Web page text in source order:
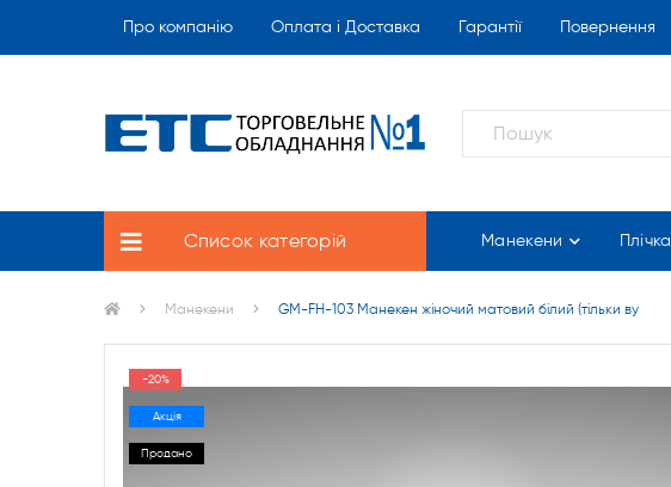
Про компанію Оплата і Доставка Гарантії Повернення
Список категорій Манекени Плічка
Манекени GM-FH-103 Манекен жіночий матовий білий (тільки ву
-20%
Акція
Продано